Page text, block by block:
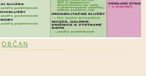
O B Č A N